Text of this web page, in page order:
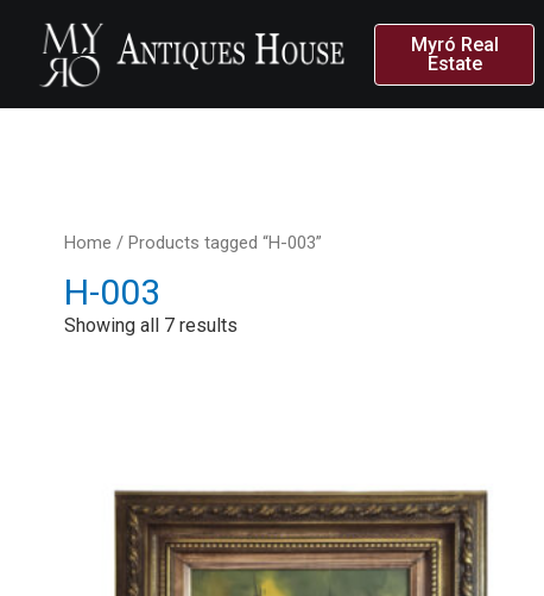
Myró Real
Estate
Home / Products tagged “Η-003”
Η-003
Showing all 7 results